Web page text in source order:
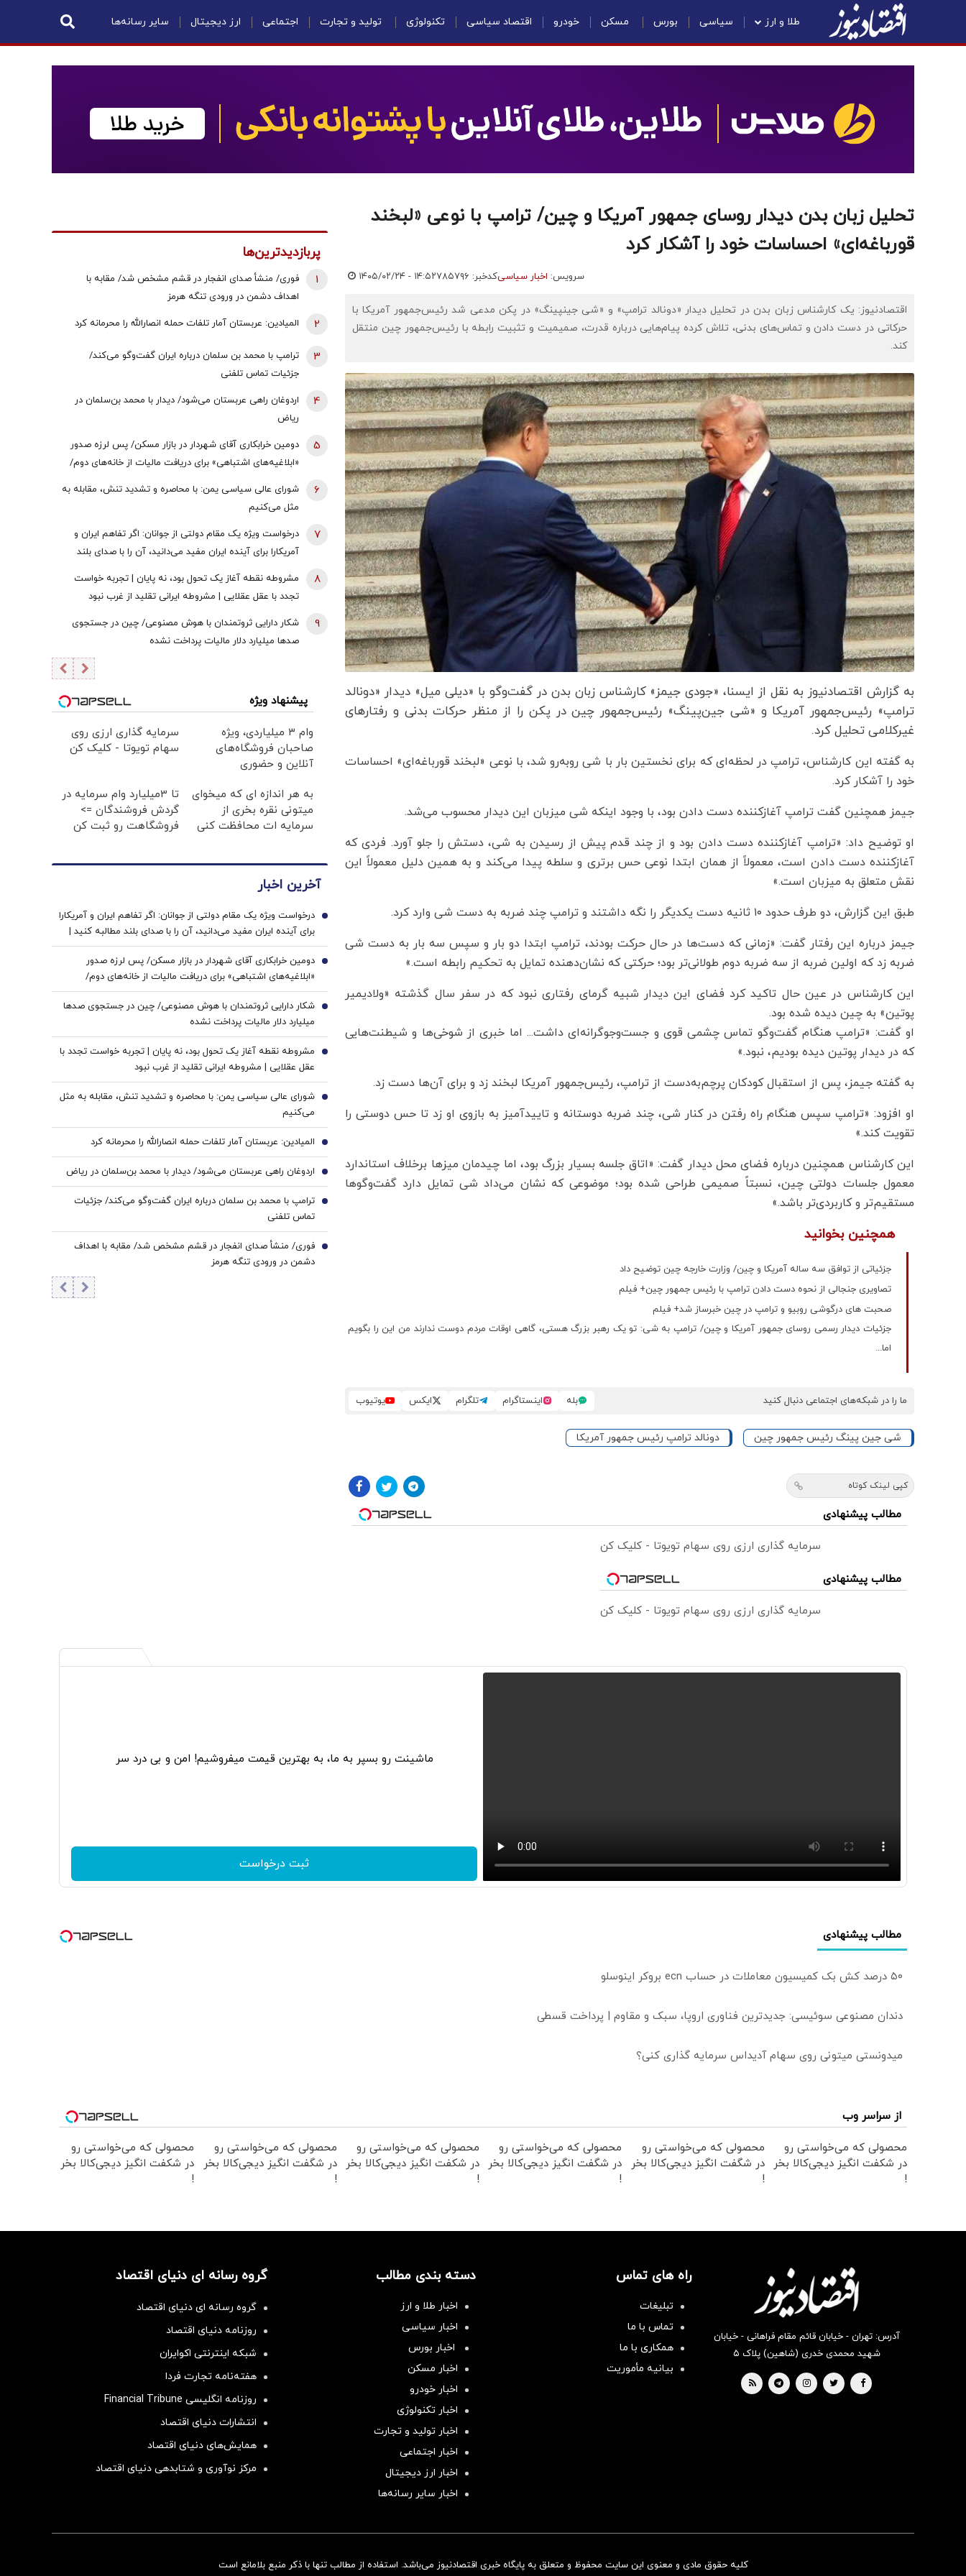
طلا و ارز سیاسی بورس مسکن خودرو اقتصاد سیاسی تکنولوژی تولید و تجارت اجتماعی ارز دیجیتال سایر رسانه‌ها
تحلیل زبان بدن دیدار روسای جمهور آمریکا و چین/ ترامپ با نوعی «لبخند
قورباغه‌ای» احساسات خود را آشکار کرد
سرویس: اخبار سیاسیکدخبر: ۷۸۵۷۹۶ ۱۴۰۵/۰۲/۲۴ - ۱۴:۵۲
اقتصادنیوز: یک کارشناس زبان بدن در تحلیل دیدار «دونالد ترامپ» و «شی جینپینگ» در پکن مدعی شد رئیس‌جمهور آمریکا با
حرکاتی در دست دادن و تماس‌های بدنی، تلاش کرده پیام‌هایی درباره قدرت، صمیمیت و تثبیت رابطه با رئیس‌جمهور چین منتقل
کند.
به گزارش اقتصادنیوز به نقل از ایسنا، «جودی جیمز» کارشناس زبان بدن در گفت‌وگو با «دیلی میل» دیدار «دونالد
ترامپ» رئیس‌جمهور آمریکا و «شی جین‌پینگ» رئیس‌جمهور چین در پکن را از منظر حرکات بدنی و رفتارهای
غیرکلامی تحلیل کرد.
به گفته این کارشناس، ترامپ در لحظه‌ای که برای نخستین بار با شی روبه‌رو شد، با نوعی «لبخند قورباغه‌ای» احساسات
خود را آشکار کرد.
جیمز همچنین گفت ترامپ آغازکننده دست دادن بود، با وجود اینکه شی میزبان این دیدار محسوب می‌شد.
او توضیح داد: «ترامپ آغازکننده دست دادن بود و از چند قدم پیش از رسیدن به شی، دستش را جلو آورد. فردی که
آغازکننده دست دادن است، معمولاً از همان ابتدا نوعی حس برتری و سلطه پیدا می‌کند و به همین دلیل معمولاً این
نقش متعلق به میزبان است.»
طبق این گزارش، دو طرف حدود ۱۰ ثانیه دست یکدیگر را نگه داشتند و ترامپ چند ضربه به دست شی وارد کرد.
جیمز درباره این رفتار گفت: «زمانی که دست‌ها در حال حرکت بودند، ترامپ ابتدا دو بار و سپس سه بار به دست شی
ضربه زد که اولین ضربه از سه ضربه دوم طولانی‌تر بود؛ حرکتی که نشان‌دهنده تمایل به تحکیم رابطه است.»
این کارشناس در عین حال تاکید کرد فضای این دیدار شبیه گرمای رفتاری نبود که در سفر سال گذشته «ولادیمیر
پوتین» به چین دیده شده بود.
او گفت: «ترامپ هنگام گفت‌وگو تماس چشمی قوی و جست‌وجوگرانه‌ای داشت... اما خبری از شوخی‌ها و شیطنت‌هایی
که در دیدار پوتین دیده بودیم، نبود.»
به گفته جیمز، پس از استقبال کودکان پرچم‌به‌دست از ترامپ، رئیس‌جمهور آمریکا لبخند زد و برای آن‌ها دست زد.
او افزود: «ترامپ سپس هنگام راه رفتن در کنار شی، چند ضربه دوستانه و تاییدآمیز به بازوی او زد تا حس دوستی را
تقویت کند.»
این کارشناس همچنین درباره فضای محل دیدار گفت: «اتاق جلسه بسیار بزرگ بود، اما چیدمان میزها برخلاف استاندارد
معمول جلسات دولتی چین، نسبتاً صمیمی طراحی شده بود؛ موضوعی که نشان می‌داد شی تمایل دارد گفت‌وگوها
مستقیم‌تر و کاربردی‌تر باشد.»
همچنین بخوانید
جزئیاتی از توافق سه ساله آمریکا و چین/ وزارت خارجه چین توضیح داد
تصاویری جنجالی از نحوه دست دادن ترامپ با رئیس جمهور چین+ فیلم
صحبت های درگوشی روبیو و ترامپ در چین خبرساز شد+ فیلم
جزئیات دیدار رسمی روسای جمهور آمریکا و چین/ ترامپ به شی: تو یک رهبر بزرگ هستی، گاهی اوقات مردم دوست ندارند من این را بگویم
اما...
ما را در شبکه‌های اجتماعی دنبال کنید بله اینستاگرام تلگرام ایکس یوتیوب
شی جین پینگ رئیس جمهور چین دونالد ترامپ رئیس جمهور آمریکا
کپی لینک کوتاه
مطالب پیشنهادی
سرمایه گذاری ارزی روی سهام تویوتا - کلیک کن
مطالب پیشنهادی
سرمایه گذاری ارزی روی سهام تویوتا - کلیک کن
پربازدیدترین‌ها
فوری/ منشأ صدای انفجار در قشم مشخص شد/ مقابه با
اهداف دشمن در ورودی تنگه هرمز
1
المیادین: عربستان آمار تلفات حمله انصارالله را محرمانه کرد 2
ترامپ با محمد بن سلمان درباره ایران گفت‌وگو می‌کند/
جزئیات تماس تلفنی
3
اردوغان راهی عربستان می‌شود/ دیدار با محمد بن‌سلمان در
ریاض
4
دومین خرابکاری آقای شهردار در بازار مسکن/ پس لرزه صدور
«ابلاغیه‌های اشتباهی» برای دریافت مالیات از خانه‌‌های دوم/
5
شورای عالی سیاسی یمن: با محاصره و تشدید تنش، مقابله به
مثل می‌کنیم
6
درخواست ویژه یک مقام دولتی از جوانان: اگر تفاهم ایران و
آمریکارا برای آینده ایران مفید می‌دانید، آن را با صدای بلند
7
مشروطه نقطه آغاز یک تحول بود، نه پایان | تجربه خواست
تجدد با عقل عقلایی | مشروطه ایرانی تقلید از غرب نبود
8
شکار دارایی ثروتمندان با هوش مصنوعی/ چین در جستجوی
صدها میلیارد دلار مالیات پرداخت نشده
9
پیشنهاد ویژه
وام ۳ میلیاردی، ویژه
صاحبان فروشگاه‌های
آنلاین و حضوری
سرمایه گذاری ارزی روی
سهام تویوتا - کلیک کن
به هر اندازه ای که میخوای
میتونی نقره بخری از
سرمایه ات محافظت کنی
تا 3میلیارد وام سرمایه در
گردش فروشندگان =>
فروشگاهت رو ثبت کن
آخرین اخبار
درخواست ویژه یک مقام دولتی از جوانان: اگر تفاهم ایران و آمریکارا
برای آینده ایران مفید می‌دانید، آن را با صدای بلند مطالبه کنید |
کنشکر و ‌ذی‌نفع باشید، منفعل نمانید
1
دومین خرابکاری آقای شهردار در بازار مسکن/ پس لرزه صدور
«ابلاغیه‌های اشتباهی» برای دریافت مالیات از خانه‌‌های دوم/
ممدانی زیر تیغ رفت
2
شکار دارایی ثروتمندان با هوش مصنوعی/ چین در جستجوی صدها
میلیارد دلار مالیات پرداخت نشده
3
مشروطه نقطه آغاز یک تحول بود، نه پایان | تجربه خواست تجدد با
عقل عقلایی | مشروطه ایرانی تقلید از غرب نبود
4
شورای عالی سیاسی یمن: با محاصره و تشدید تنش، مقابله به مثل
می‌کنیم
5
المیادین: عربستان آمار تلفات حمله انصارالله را محرمانه کرد 6
اردوغان راهی عربستان می‌شود/ دیدار با محمد بن‌سلمان در ریاض 7
ترامپ با محمد بن سلمان درباره ایران گفت‌وگو می‌کند/ جزئیات
تماس تلفنی
8
فوری/ منشأ صدای انفجار در قشم مشخص شد/ مقابه با اهداف
دشمن در ورودی تنگه هرمز
9
ماشینت رو بسپر به ما، به بهترین قیمت میفروشیم! امن و بی درد سر
ثبت درخواست
مطالب پیشنهادی
۵۰ درصد کش بک کمیسیون معاملات در حساب ecn بروکر اینوسلو
دندان مصنوعی سوئیسی: جدیدترین فناوری اروپا، سبک و مقاوم | پرداخت قسطی
میدونستی میتونی روی سهام آدیداس سرمایه گذاری کنی؟
از سراسر وب
محصولی که می‌خواستی رو
در شکفت انگیز دیجی‌کالا بخر
!
محصولی که می‌خواستی رو
در شگفت انگیز دیجی‌کالا بخر
!
محصولی که می‌خواستی رو
در شگفت انگیز دیجی‌کالا بخر
!
محصولی که می‌خواستی رو
در شکفت انگیز دیجی‌کالا بخر
!
محصولی که می‌خواستی رو
در شگفت انگیز دیجی‌کالا بخر
!
محصولی که می‌خواستی رو
در شکفت انگیز دیجی‌کالا بخر
!
آدرس: تهران - خیابان قائم مقام فراهانی - خیابان
شهید محمدی خدری (شاهین) پلاک ۵
راه های تماس
تبلیغات
تماس با ما
همکاری با ما
بیانیه مأموریت
دسته بندی مطالب
اخبار طلا و ارز
اخبار سیاسی
اخبار بورس
اخبار مسکن
اخبار خودرو
اخبار تکنولوژی
اخبار تولید و تجارت
اخبار اجتماعی
اخبار ارز دیجیتال
اخبار سایر رسانه‌‌ها
گروه رسانه ای دنیای اقتصاد
گروه رسانه ای دنیای اقتصاد
روزنامه دنیای اقتصاد
شبکه اینترنتی اکوایران
هفته‌نامه تجارت فردا
روزنامه انگلیسی Financial Tribune
انتشارات دنیای اقتصاد
همایش‌های دنیای اقتصاد
مرکز نوآوری و شتابدهی دنیای اقتصاد
کلیه حقوق مادی و معنوی این سایت محفوظ و متعلق به پایگاه خبری اقتصادنیوز می‌باشد. استفاده از مطالب تنها با ذکر منبع بلامانع است